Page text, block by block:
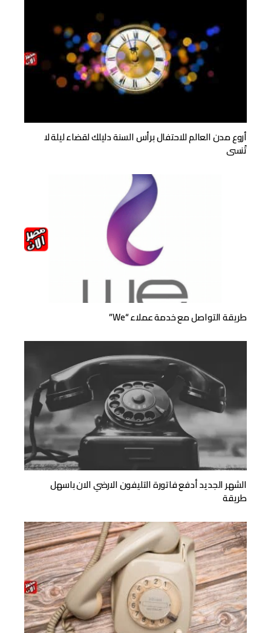
أروع مدن العالم للاحتفال برأس السنة دليلك لقضاء ليلة لا
تُنسى
طريقة التواصل مع خدمة عملاء “we”
الشهر الجديد أدفع فاتورة التليفون الارضي الان باسهل
طريقة